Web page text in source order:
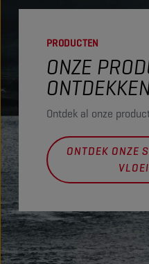
PRODUCTEN
ONZE
Ontdek al onze
ONTDEK ONZE